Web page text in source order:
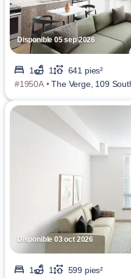
Disponible 05 sep 2026
1 1
641 pies²
#1950A •The Verge, 109
Disponible 03 oct 2026
1 1
599 pies²